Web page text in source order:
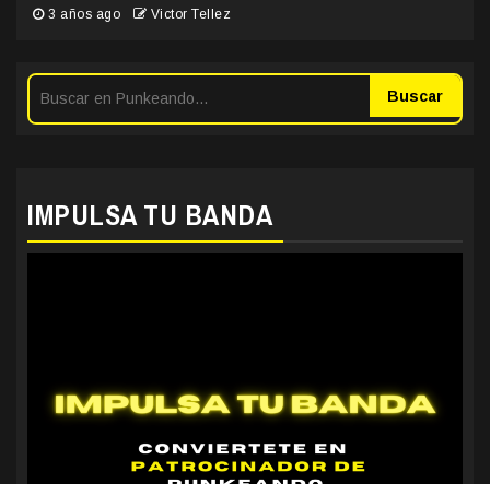
3 años ago Victor Tellez
Buscar
IMPULSA TU BANDA